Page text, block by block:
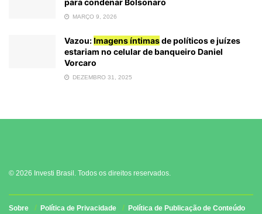
para condenar Bolsonaro
MARÇO 9, 2026
Vazou:Imagens íntimasde políticos e juízes
estariam no celular de banqueiro Daniel
Vorcaro
DEZEMBRO 31, 2025
© 2026 Investi Brasil. Todos os direitos reservados.
Sobre Política de Privacidade Política de Publicação de Conteúdo